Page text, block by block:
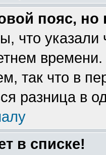
пояс,
что указали
так что в
разница в
в списке!